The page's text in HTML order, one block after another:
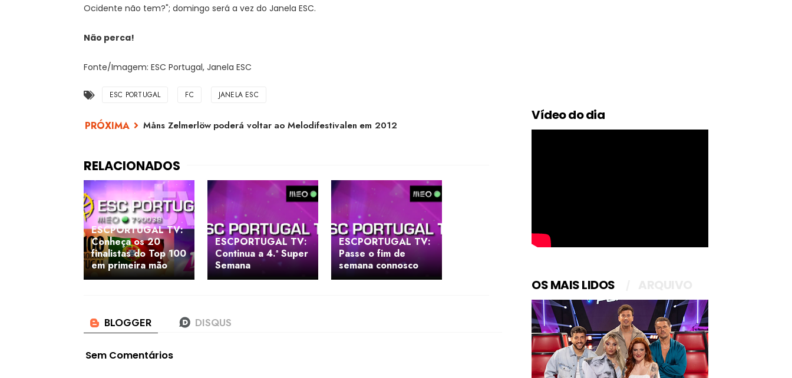
Ocidente não tem?"; domingo será a vez do Janela ESC.
Não perca!
Fonte/Imagem: ESC Portugal, Janela ESC
ESC PORTUGAL FC JANELA ESC
Måns Zelmerlöw poderá voltar ao Melodifestivalen em 2012
ESCPORTUGAL TV:
Conheça os 20
finalistas do Top 100
em primeira mão
ESCPORTUGAL TV:
Continua a 4.ª Super
Semana
ESCPORTUGAL TV:
Passe o fim de
semana connosco
Sem Comentários
Vídeo do dia
OS MAIS LIDOS